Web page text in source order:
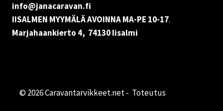
info@janacaravan.fi
IISALMEN MYYMÄLÄ AVOINNA MA-PE 10-17.
Marjahaankierto 4, 74130 Iisalmi
© 2026 Caravantarvikkeet.net - Toteutus